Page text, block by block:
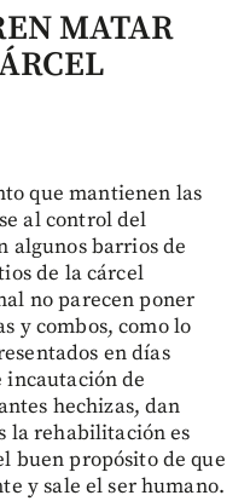
MATAR
que mantienen las
al control del
algunos barrios de
de la cárcel
no parecen poner
y combos, como lo
en días
incautación de
hechizas, dan
la rehabilitación es
buen propósito de que
y sale el ser humano.